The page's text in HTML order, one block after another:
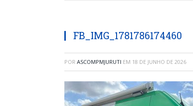
FB_IMG_1781786174460
POR ASCOMPMJURUTI EM 18 DE JUNHO DE 2026